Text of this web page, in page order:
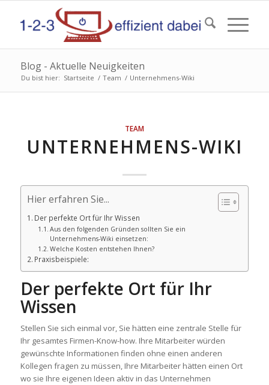
Blog - Aktuelle Neuigkeiten
Du bist hier: Startseite / Team / Unternehmens-Wiki
TEAM
UNTERNEHMENS-WIKI
Hier erfahren Sie...
Der perfekte Ort für Ihr Wissen
Aus den folgenden Gründen sollten Sie ein
Unternehmens-Wiki einsetzen:
Welche Kosten entstehen Ihnen?
Praxisbeispiele:
Der perfekte Ort für Ihr
Wissen
Stellen Sie sich einmal vor, Sie hätten eine zentrale Stelle für
Ihr gesamtes Firmen-Know-how. Ihre Mitarbeiter würden
gewünschte Informationen finden ohne einen anderen
Kollegen fragen zu müssen, Ihre Mitarbeiter hätten einen Ort
wo sie Ihre eigenen Ideen aktiv in das Unternehmen